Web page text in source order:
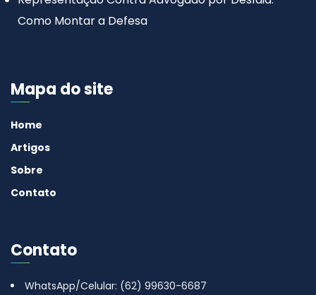
Como Montar a Defesa
Mapa do site
Home
Artigos
Sobre
Contato
Contato
WhatsApp/Celular: (62) 99630-6687